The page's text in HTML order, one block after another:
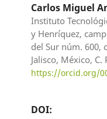
Carlos Miguel
Instituto
y Henríquez,
del Sur núm. 600,
Jalisco, México, C.
https://orcid.org/
DOI: